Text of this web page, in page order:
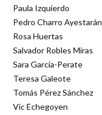
Paula Izquierdo
Pedro Charro Ayestarán
Rosa Huertas
Salvador Robles Miras
Sara García-Perate
Teresa Galeote
Tomás Pérez Sánchez
Vic Echegoyen